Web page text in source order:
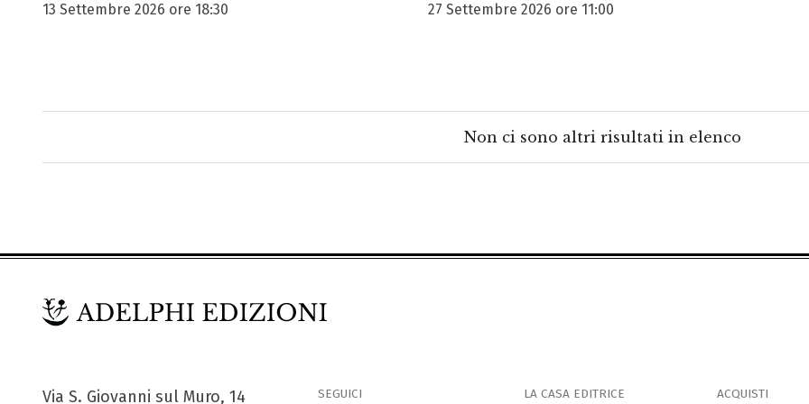
13 Settembre 2026 ore 18:30
27 Settembre 2026 ore 11:00
Non ci sono altri risultati in elenco
Via S. Giovanni sul Muro, 14 SEGUICI LA CASA EDITRICE ACQUISTI